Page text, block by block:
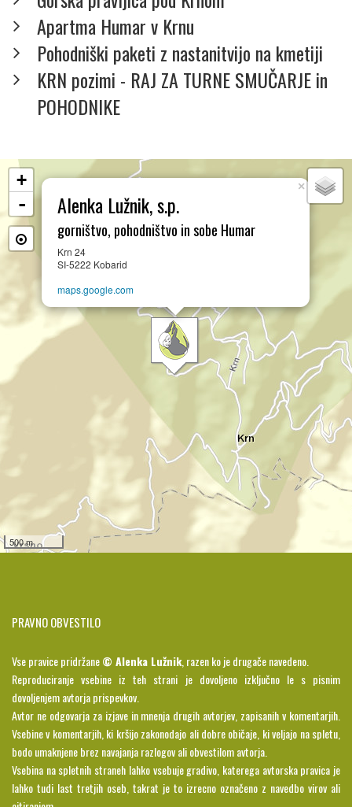
Apartma Humar v Krnu
Pohodniški paketi z nastanitvijo na kmetiji
KRN pozimi - RAJ ZA TURNE SMUČARJE in
POHODNIKE
×
Alenka Lužnik, s.p.
gorništvo, pohodništvo in sobe Humar
Krn 24
SI-5222 Kobarid
maps.google.com
+
-
500 m
PRAVNO OBVESTILO
Vse pravice pridržane© Alenka Lužnik, razen ko je drugače navedeno.
Reproduciranje vsebine iz teh strani je dovoljeno izključno le s pisnim
dovoljenjem avtorja prispevkov.
Avtor ne odgovarja za izjave in mnenja drugih avtorjev, zapisanih v komentarjih.
Vsebine v komentarjih, ki kršijo zakonodajo ali dobre običaje, ki veljajo na spletu,
bodo umaknjene brez navajanja razlogov ali obvestilom avtorja.
Vsebina na spletnih straneh lahko vsebuje gradivo, katerega avtorska pravica je
lahko tudi last tretjih oseb, takrat je to izrecno označeno z navedbo virov ali